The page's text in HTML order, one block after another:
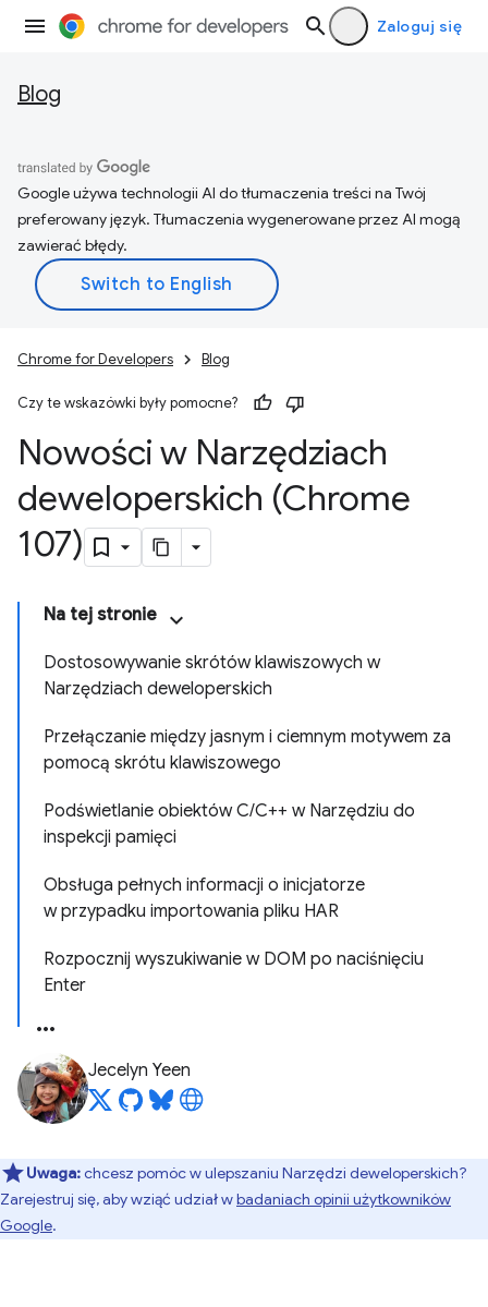
Zaloguj się
Blog
Google używa technologii AI do tłumaczenia treści na Twój
preferowany język. Tłumaczenia wygenerowane przez AI mogą
zawierać błędy.
Chrome for Developers Blog
Czy te wskazówki były pomocne?
Nowości w Narzędziach
deweloperskich (Chrome
107)
Na tej stronie
Dostosowywanie skrótów klawiszowych w
Narzędziach deweloperskich
Przełączanie między jasnym i ciemnym motywem za
pomocą skrótu klawiszowego
Podświetlanie obiektów C/C++ w Narzędziu do
inspekcji pamięci
Obsługa pełnych informacji o inicjatorze
w przypadku importowania pliku HAR
Rozpocznij wyszukiwanie w DOM po naciśnięciu
Enter
Jecelyn Yeen
Uwaga:chcesz pomóc w ulepszaniu Narzędzi deweloperskich?
Zarejestruj się, aby wziąć udział wbadaniach opinii użytkowników
Google.